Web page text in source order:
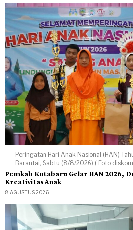
Peringatan Hari Anak Nasional (HAN)
Barantai, Sabtu (8/8/2026).( Foto
Pemkab Kotabaru Gelar HAN 2026,
Kreativitas Anak
8 AGUSTUS 2026